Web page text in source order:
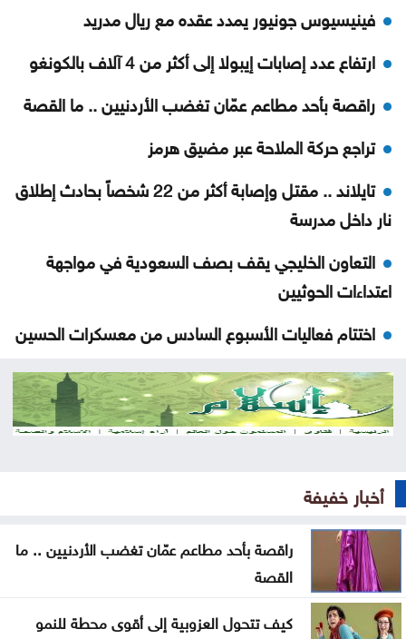
فينيسيوس جونيور يمدد عقده مع ريال مدريد
ارتفاع عدد إصابات إيبولا إلى أكثر من 4 آلاف بالكونغو
راقصة بأحد مطاعم عمّان تغضب الأردنيين .. ما القصة
تراجع حركة الملاحة عبر مضيق هرمز
تايلاند .. مقتل وإصابة أكثر من 22 شخصاً بحادث إطلاق
نار داخل مدرسة
التعاون الخليجي يقف بصف السعودية في مواجهة
اعتداءات الحوثيين
اختتام فعاليات الأسبوع السادس من معسكرات الحسين
الذهب يتجه نحو أكبر مكاسب أسبوعية منذ أشهر
المغرب يتعاون لإعادة القُصّر المغاربة الموجودين لدى
إسبانيا
ارتفاع الدولار مقابل الين واليورو الجمعة
أسعار النفط تواصل ارتفاعها الجمعة
أخبار خفيفة
راقصة بأحد مطاعم عمّان تغضب الأردنيين .. ما
القصة
كيف تتحول العزوبية إلى أقوى محطة للنمو